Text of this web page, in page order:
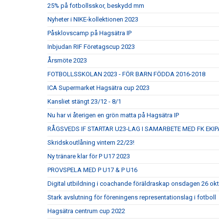
25% på fotbollsskor, beskydd mm
Nyheter i NIKE-kollektionen 2023
Påsklovscamp på Hagsätra IP
Inbjudan RIF Företagscup 2023
Årsmöte 2023
FOTBOLLSSKOLAN 2023 - FÖR BARN FÖDDA 2016-2018
ICA Supermarket Hagsätra cup 2023
Kansliet stängt 23/12 - 8/1
Nu har vi återigen en grön matta på Hagsätra IP
RÅGSVEDS IF STARTAR U23-LAG I SAMARBETE MED FK
Skridskoutlåning vintern 22/23!
Ny tränare klar för P U17 2023
PROVSPELA MED P U17 & P U16
Digital utbildning i coachande föräldraskap onsdagen 26
Stark avslutning för föreningens representationslag i fotboll
Hagsätra centrum cup 2022